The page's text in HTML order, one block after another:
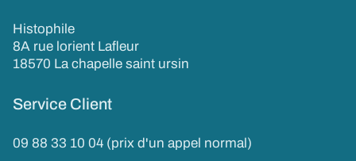
Histophile
8A rue lorient Lafleur
18570 La chapelle saint ursin
Service Client
09 88 33 10 04 (prix d'un appel normal)